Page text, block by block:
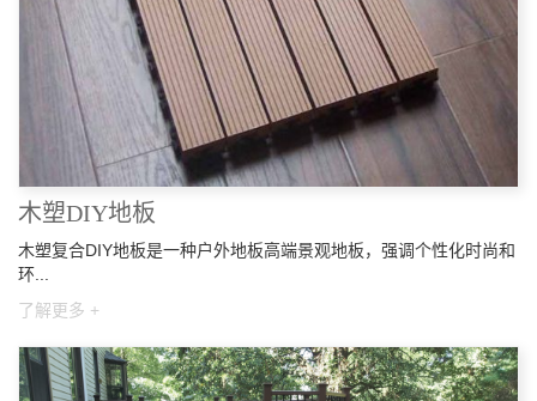
木塑DIY地板
木塑复合DIY地板是一种户外地板高端景观地板，强调个性化时尚和
环...
了解更多 +